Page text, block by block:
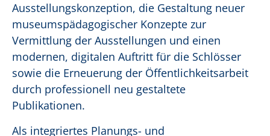
Ausstellungskonzeption, die Gestaltung neuer
museumspädagogischer Konzepte zur
Vermittlung der Ausstellungen und einen
modernen, digitalen Auftritt für die Schlösser
sowie die Erneuerung der Öffentlichkeitsarbeit
durch professionell neu gestaltete
Publikationen.
Als integriertes Planungs- und